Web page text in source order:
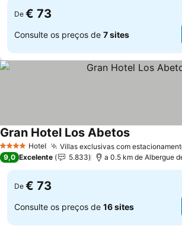
De € 73
Consulte os preços de 7 sites
4 EstrelasHotel Villas exclusivas com
Gran Hotel Los Abetos
9,0 Excelente 5.833
De € 73
Consulte os preços de 16 sites